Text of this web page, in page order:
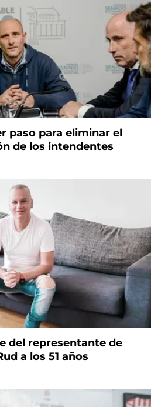
paso para eliminar el
de los intendentes
del representante de
a los 51 años